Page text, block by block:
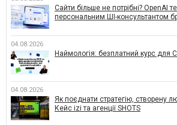
Сайти більше не потрібні? OpenAI
персональним ШІ-консультантом
04.08.2026
Наймологія: безплатний курс для
04.08.2026
Як поєднати стратегію, створену
Кейс izi та агенції SHOTS